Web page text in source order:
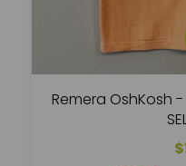
Remera OshKosh -